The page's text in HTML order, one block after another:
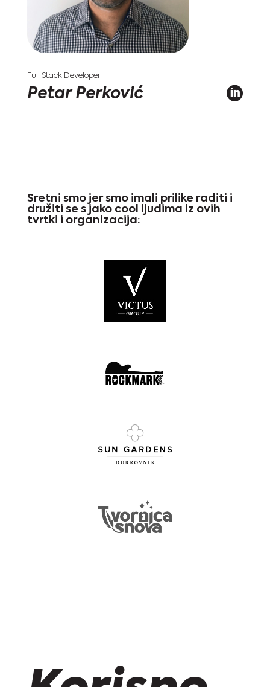
Full Stack Developer
Petar Perković 
Sretni smo jer smo imali prilike raditi i
družiti se s jako cool ljudima iz ovih
tvrtki i organizacija: